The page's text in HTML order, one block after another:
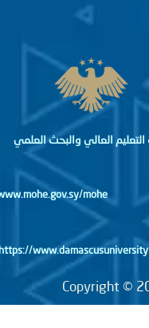
العالي والبحث العلمي
http://www.mohe.gov.sy/mohe